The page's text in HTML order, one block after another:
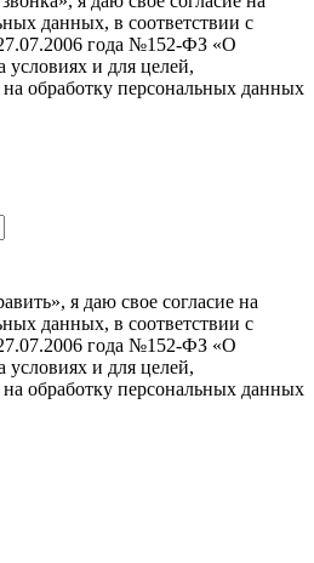
данных, в соответствии с
года №152-ФЗ «О
и для целей,
обработку персональных данных
я даю свое согласие на
данных, в соответствии с
года №152-ФЗ «О
и для целей,
обработку персональных данных